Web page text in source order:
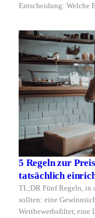
Entscheidung: Welche
5 Regeln zur
tatsächlich
TL;DR Fünf Regeln, in
sollten: eine
Wettbewerbsfilter, eine